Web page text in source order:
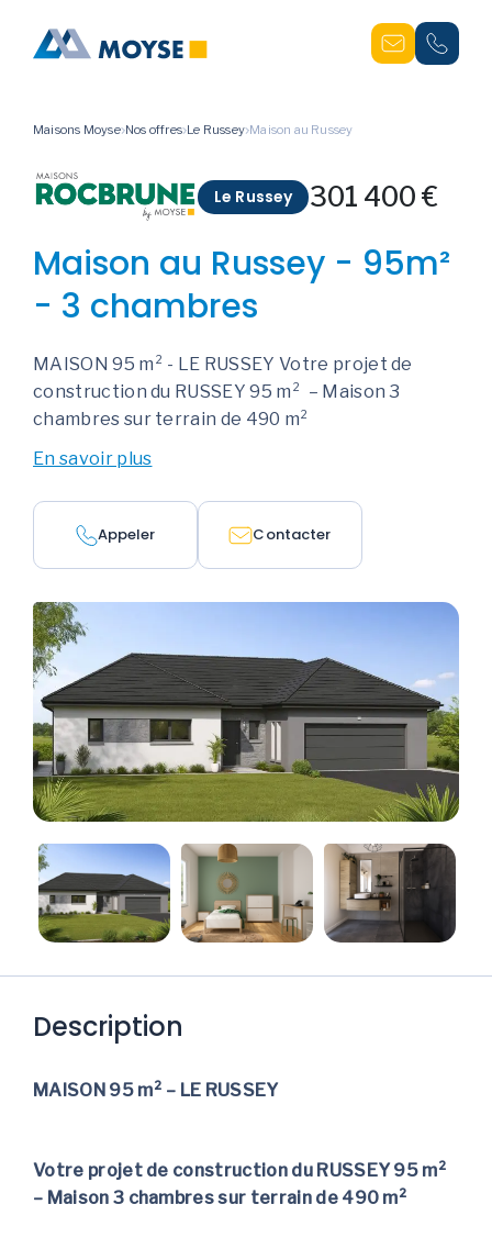
Maisons Moyse Nos offres Le Russey Maison au Russey
Le Russey 301 400 €
Maison au Russey - 95m²
- 3 chambres
MAISON 95 m² - LE RUSSEY Votre projet de
construction du RUSSEY 95 m² – Maison 3
chambres sur terrain de 490 m²
En savoir plus
Appeler Contacter
Description
MAISON 95 m² – LE RUSSEY
Votre projet de construction du RUSSEY 95 m²
– Maison 3 chambres sur terrain de 490 m²